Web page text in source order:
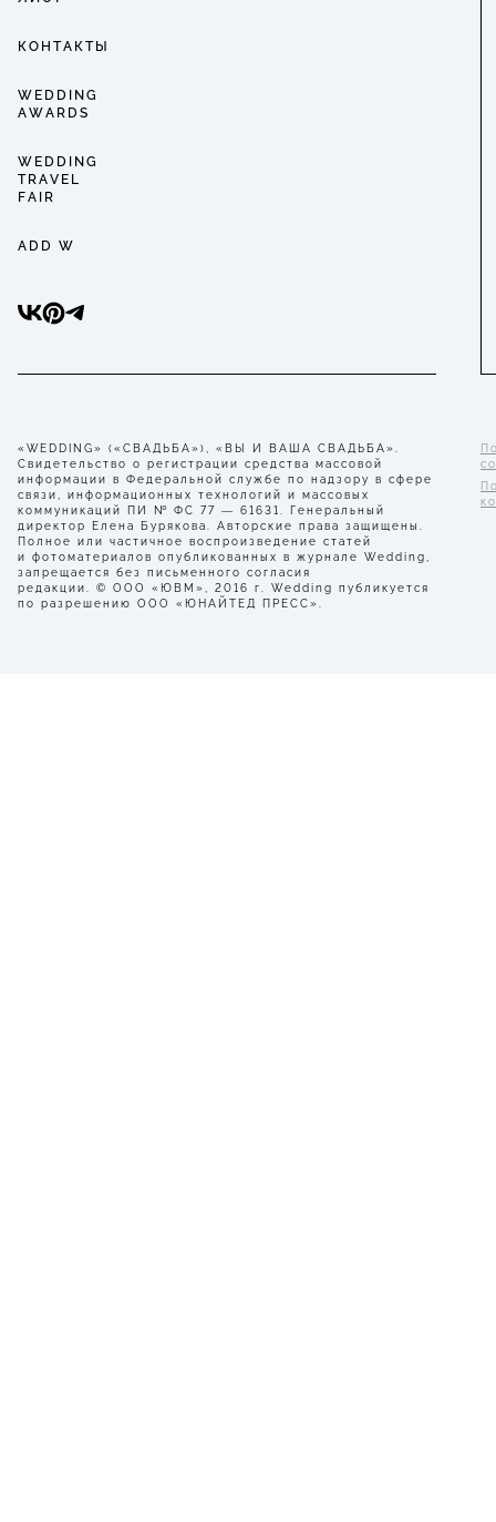
КОНТАКТЫ
WEDDING
AWARDS
WEDDING
TRAVEL
FAIR
ADD W
«WEDDING» («СВАДЬБА»), «ВЫ И ВАША СВАДЬБА».
Свидетельство о регистрации средства массовой
информации в Федеральной службе по надзору в сфере
связи, информационных технологий и массовых
коммуникаций ПИ № ФС 77 — 61631. Генеральный
директор Елена Бурякова. Авторские права защищены.
Полное или частичное воспроизведение статей
и фотоматериалов опубликованных в журнале Wedding,
запрещается без письменного согласия
редакции. © ООО «ЮВМ», 2016 г. Wedding публикуется
по разрешению ООО «ЮНАЙТЕД ПРЕСС».